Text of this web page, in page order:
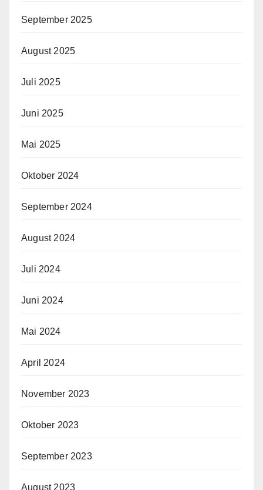
September 2025
August 2025
Juli 2025
Juni 2025
Mai 2025
Oktober 2024
September 2024
August 2024
Juli 2024
Juni 2024
Mai 2024
April 2024
November 2023
Oktober 2023
September 2023
August 2023